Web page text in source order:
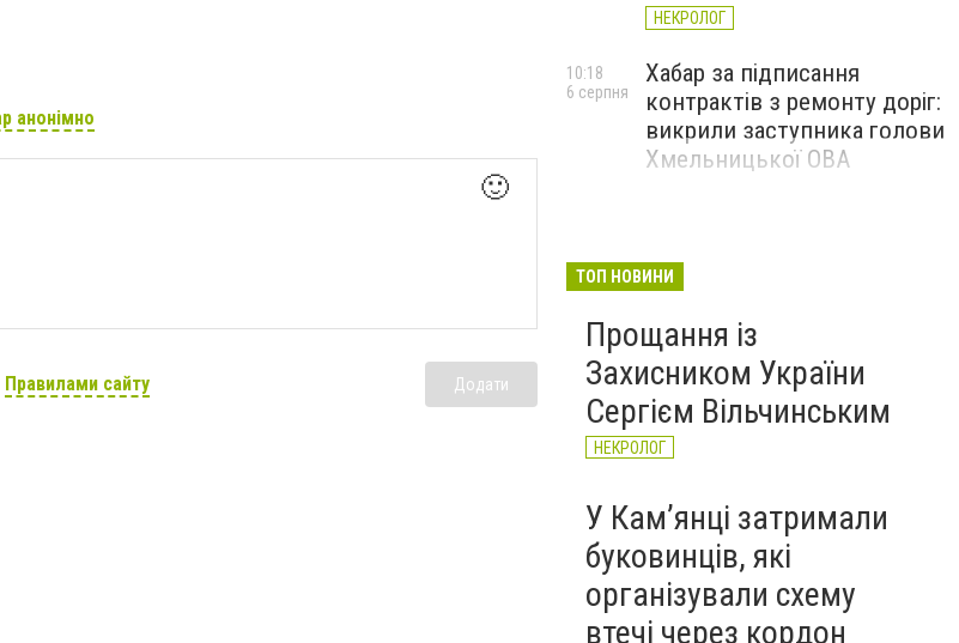
анонімно
🙂
Правилами сайту Додати
НЕКРОЛОГ
Хабар за підписання
контрактів з ремонту доріг:
викрили заступника голови
Хмельницької ОВА
10:18
6 серпня
ТОП НОВИНИ
Прощання із
Захисником України
Сергієм Вільчинським
НЕКРОЛОГ
У Кам’янці затримали
буковинців, які
організували схему
втечі через кордон